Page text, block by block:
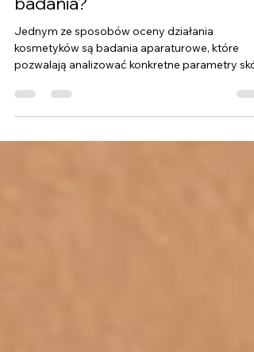
PDRN a gęstość skóry
właściwej – co pokazały
badania?
Jednym ze sposobów oceny działania
pozwalają analizować konkretne parametry
przed rozpoczęciem stosowania produktu oraz